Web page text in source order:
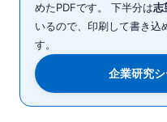
めたPDFです。 下半分は志
いるので、印刷して書き込
す。
企業研究